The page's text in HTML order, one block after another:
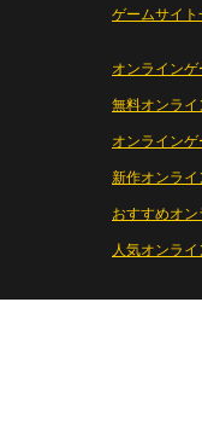
ゲームサイト
オンラインゲ
無料オンライ
オンライン
新作オンライ
おすすめオ
人気オンラ